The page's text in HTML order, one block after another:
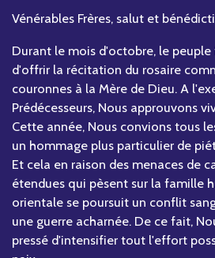
Vénérables Frères, salut et
Durant le mois d'octobre, le
d'offrir la récitation du rosaire
couronnes à la Mère de Dieu. A
Prédécesseurs, Nous approuvons
Cette année, Nous convions tous
un hommage plus particulier de
Et cela en raison des menaces de
étendues qui pèsent sur la famille
orientale se poursuit un conflit
une guerre acharnée. De ce fait,
pressé d'intensifier tout l'effort